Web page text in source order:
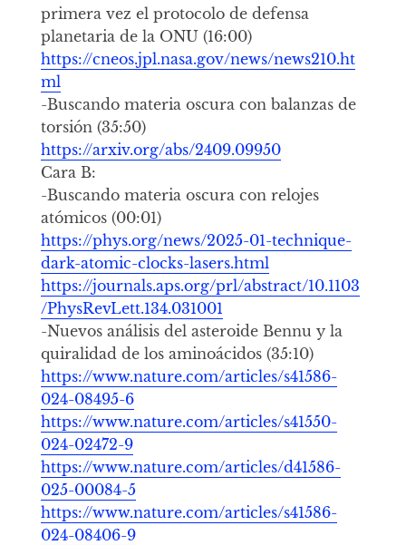
primera vez el protocolo de defensa
planetaria de la ONU (16:00)
https://cneos.jpl.nasa.gov/news/news210.ht
ml
-Buscando materia oscura con balanzas de
torsión (35:50)
https://arxiv.org/abs/2409.09950
Cara B:
-Buscando materia oscura con relojes
atómicos (00:01)
https://phys.org/news/2025-01-technique-
dark-atomic-clocks-lasers.html
https://journals.aps.org/prl/abstract/10.1103
/PhysRevLett.134.031001
-Nuevos análisis del asteroide Bennu y la
quiralidad de los aminoácidos (35:10)
https://www.nature.com/articles/s41586-
024-08495-6
https://www.nature.com/articles/s41550-
024-02472-9
https://www.nature.com/articles/d41586-
025-00084-5
https://www.nature.com/articles/s41586-
024-08406-9